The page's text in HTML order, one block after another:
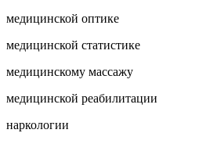
медицинской оптике
медицинской статистике
медицинскому массажу
медицинской реабилитации
наркологии